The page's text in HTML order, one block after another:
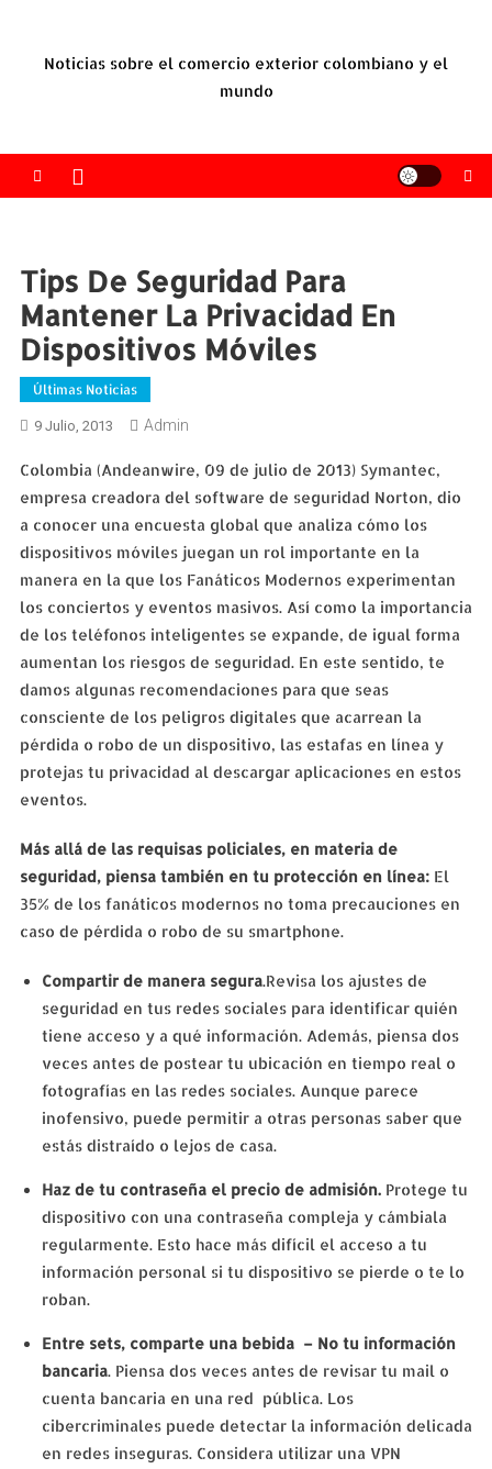
contenidoNoticias sobre el comercio exterior colombiano y el
mundo
Tips De Seguridad Para
Mantener La Privacidad En
Dispositivos Móviles
Últimas Noticias
9 Julio, 2013 Admin
Colombia (Andeanwire, 09 de julio de 2013) Symantec,
empresa creadora del software de seguridad Norton, dio
a conocer una encuesta global que analiza cómo los
dispositivos móviles juegan un rol importante en la
manera en la que los Fanáticos Modernos experimentan
los conciertos y eventos masivos. Así como la importancia
de los teléfonos inteligentes se expande, de igual forma
aumentan los riesgos de seguridad. En este sentido, te
damos algunas recomendaciones para que seas
consciente de los peligros digitales que acarrean la
pérdida o robo de un dispositivo, las estafas en línea y
protejas tu privacidad al descargar aplicaciones en estos
eventos.
Más allá de las requisas policiales, en materia de
seguridad, piensa también en tu protección en línea: El
35% de los fanáticos modernos no toma precauciones en
caso de pérdida o robo de su smartphone.
Compartir de manera segura.Revisa los ajustes de
seguridad en tus redes sociales para identificar quién
tiene acceso y a qué información. Además, piensa dos
veces antes de postear tu ubicación en tiempo real o
fotografías en las redes sociales. Aunque parece
inofensivo, puede permitir a otras personas saber que
estás distraído o lejos de casa.
Haz de tu contraseña el precio de admisión. Protege tu
dispositivo con una contraseña compleja y cámbiala
regularmente. Esto hace más difícil el acceso a tu
información personal si tu dispositivo se pierde o te lo
roban.
Entre sets, comparte una bebida – No tu información
bancaria. Piensa dos veces antes de revisar tu mail o
cuenta bancaria en una red pública. Los
cibercriminales puede detectar la información delicada
en redes inseguras. Considera utilizar una VPN